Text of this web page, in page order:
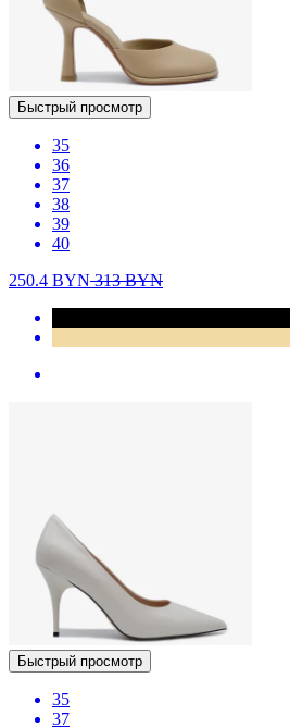
Быстрый просмотр
35
36
37
38
39
40
250.4 BYN313BYN
Быстрый просмотр
35
37